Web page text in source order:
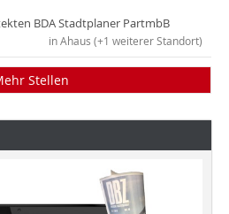
BDA Stadtplaner PartmbB
in Ahaus (+1 weiterer Standort)
Stellen